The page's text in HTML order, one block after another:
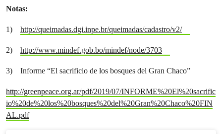
Notas:
1) http://queimadas.dgi.inpe.br/queimadas/cadastro/v2/
2) http://www.mindef.gob.bo/mindef/node/3703
3) Informe “El sacrificio de los bosques del Gran Chaco”
http://greenpeace.org.ar/pdf/2019/07/INFORME%20El%20sacrific
io%20de%20los%20bosques%20del%20Gran%20Chaco%20FIN
AL.pdf